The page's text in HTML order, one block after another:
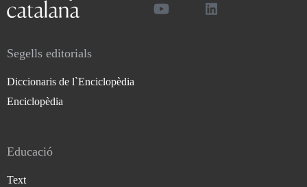
Segells editorials
Diccionaris de l`Enciclopèdia
Enciclopèdia
Educació
Text